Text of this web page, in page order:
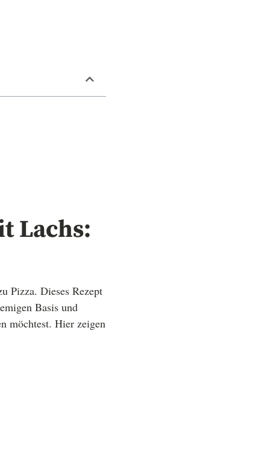
Lachs:
Pizza. Dieses Rezept
Basis und
möchtest. Hier zeigen